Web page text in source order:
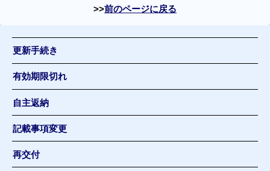
前のページに戻る
更新手続き
有効期限切れ
自主返納
記載事項変更
再交付